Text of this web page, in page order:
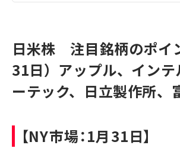
日米株 注目銘柄のポイ
31日）アップル、イン
ーテック、日立製作所、
【NY市場：1月31日】